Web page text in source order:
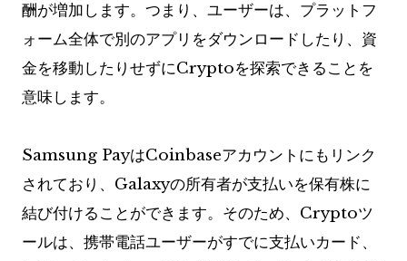
酬が増加します。つまり、ユーザーは、プラットフ
ォーム全体で別のアプリをダウンロードしたり、資
金を移動したりせずにCryptoを探索できることを
意味します。
Samsung PayはCoinbaseアカウントにもリンク
されており、Galaxyの所有者が支払いを保有株に
結び付けることができます。そのため、Cryptoツ
ールは、携帯電話ユーザーがすでに支払いカード、